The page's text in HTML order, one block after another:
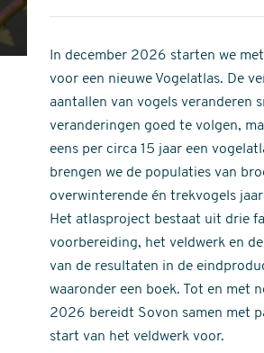
stars
of
stars
In december 2026 starten we
voor een nieuwe Vogelatlas. De
aantallen van vogels veranderen
veranderingen goed te volgen,
eens per circa 15 jaar een
brengen we de populaties van
overwinterende én trekvogels
Het atlasproject bestaat uit drie
voorbereiding, het veldwerk en
van de resultaten in de
waaronder een boek. Tot en met
2026 bereidt Sovon samen met
start van het veldwerk voor.